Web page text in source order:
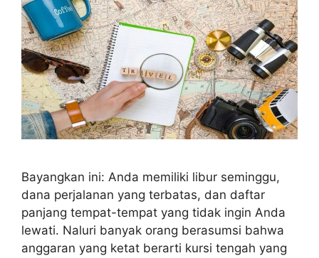
Bayangkan ini: Anda memiliki libur seminggu,
dana perjalanan yang terbatas, dan daftar
panjang tempat-tempat yang tidak ingin Anda
lewati. Naluri banyak orang berasumsi bahwa
anggaran yang ketat berarti kursi tengah yang